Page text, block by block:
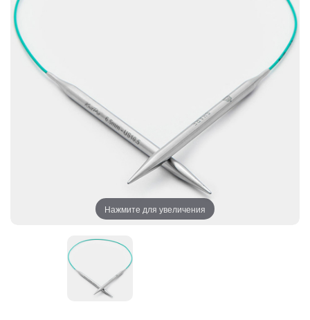
Нажмите для увеличения